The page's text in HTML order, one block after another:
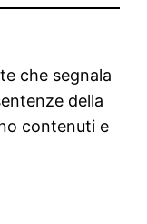
che segnala
della
contenuti e